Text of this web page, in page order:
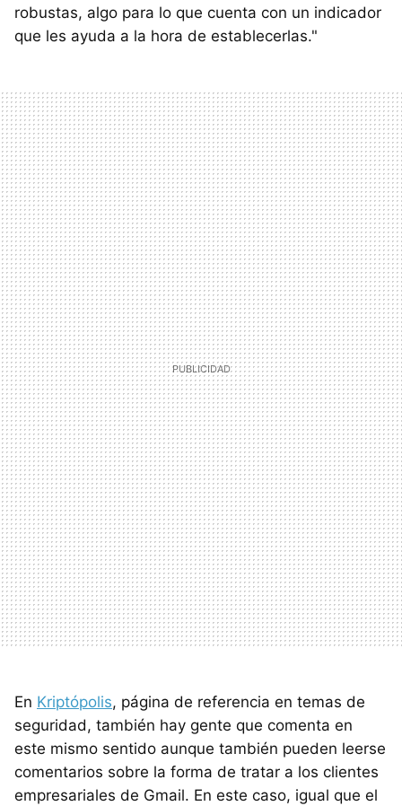
robustas, algo para lo que cuenta con un indicador
que les ayuda a la hora de establecerlas."
En Kriptópolis, página de referencia en temas de
seguridad, también hay gente que comenta en
este mismo sentido aunque también pueden leerse
comentarios sobre la forma de tratar a los clientes
empresariales de Gmail. En este caso, igual que el